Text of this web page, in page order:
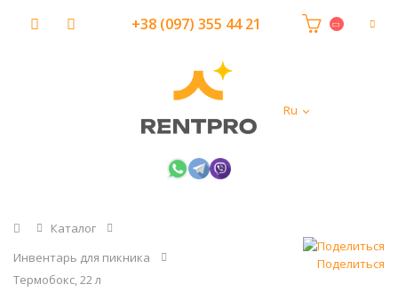
Ru
+38 (097) 355 44 21
Главная
Каталог
Инвентарь для пикника
Термобокс, 22 л
Поделиться